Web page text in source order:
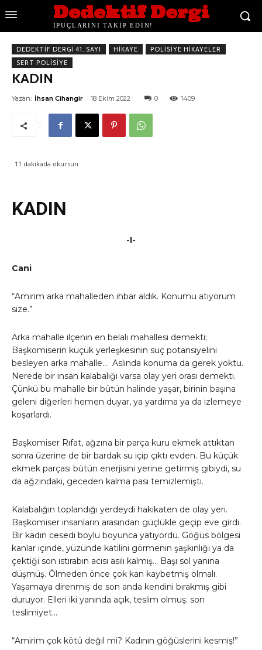
Dedektif Dergi
İPUÇLARINI TAKİP EDİN!
DEDEKTIF DERGI 41. SAYI HIKAYE
POLISIYE HIKAYELER
SERT POLISIYE
KADIN
Yazan: İhsan Cihangir 18 Ekim 2022 0 1409
11 dakikada okursun
KADIN
-I-
Cani
“Amirim arka mahalleden ihbar aldık. Konumu atıyorum
size.”
Arka mahalle ilçenin en belalı mahallesi demekti;
Başkomiserin küçük yerleşkesinin suç potansiyelini
besleyen arka mahalle… Aslında konuma da gerek yoktu.
Nerede bir insan kalabalığı varsa olay yeri orası demekti.
Çünkü bu mahalle bir bütün halinde yaşar, birinin başına
geleni diğerleri hemen duyar, ya yardıma ya da izlemeye
koşarlardı.
Başkomiser Rıfat, ağzına bir parça kuru ekmek attıktan
sonra üzerine de bir bardak su içip çıktı evden. Bu küçük
ekmek parçası bütün enerjisini yerine getirmiş gibiydi, su
da ağzındaki, geceden kalma pası temizlemişti.
Kalabalığın toplandığı yerdeydi hakikaten de olay yeri.
Başkomiser insanların arasından güçlükle geçip eve girdi.
Bir kadın cesedi boylu boyunca yatıyordu. Göğüs bölgesi
kanlar içinde, yüzünde katilini görmenin şaşkınlığı ya da
çektiği son ıstırabın acısı asılı kalmış… Başı sol yanına
düşmüş. Ölmeden önce çok kan kaybetmiş olmalı.
Yaşamaya direnmiş de son anda kendini bırakmış gibi
duruyor. Elleri iki yanında açık, teslim olmuş; son
teslimiyet…
“Amirim çok kötü değil mi? Kadının göğüslerini kesmiş!”